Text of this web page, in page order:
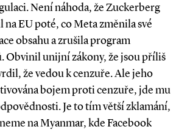
Není náhoda, že Zuckerberg
EU poté, co Meta změnila své
obsahu a zrušila program
Obvinil unijní zákony, že jsou příliš
že vedou k cenzuře. Ale jeho
bojem proti cenzuře, jde mu
Je to tím větší zklamání,
na Myanmar, kde Facebook